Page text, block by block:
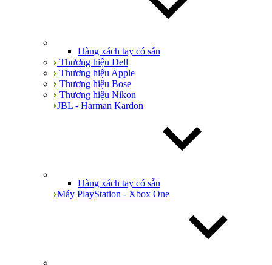
Hàng xách tay có sẵn
Thương hiệu Dell
Thương hiệu Apple
Thương hiệu Bose
Thương hiệu Nikon
JBL - Harman Kardon
Hàng xách tay có sẵn
Máy PlayStation - Xbox One